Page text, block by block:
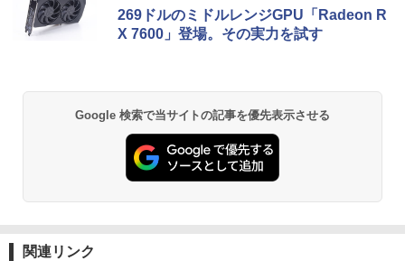
新品第13世代CPU搭載ノートPC Office
付きノートパソコン 初心者向け Window
s11 初期設定済 Webカメラ zoom 日本語
￥29,800
5
Acer｜エイサー 超小型 デスクトップパ
ソコン RB102-N18U(Windows 11 Pro/I
ニター モバイルディスプレイ 1920×108
0 フルHD IPSパネル 非光沢 HDR スピー
カー内蔵 保護カバー付き 軽量 薄型 Type
269ドルのミドルレンジGPU「Radeon R
X 7600」登場。その実力を試す
Google 検索で当サイトの記事を優先表示させる
関連リンク